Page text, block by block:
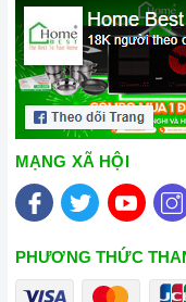
MẠNG XÃ HỘI
PHƯƠNG THỨC